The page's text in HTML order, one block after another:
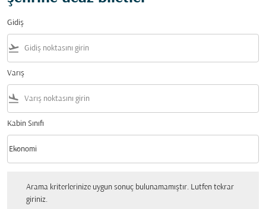
Gidiş
flight_takeoff
Varış
flight_land
Kabin Sınıfı
Kabin Sınıfı option Ekonomi Selected
Ekonomi
keyboard_arrow_down
Arama kriterlerinize uygun sonuç bulunamamıştır. Lutfen tekrar
giriniz.